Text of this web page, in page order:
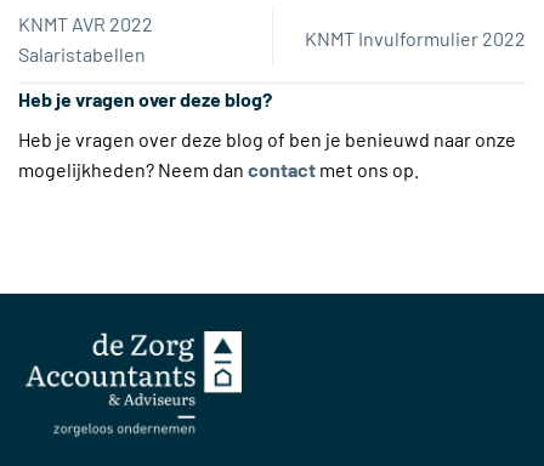
KNMT AVR 2022
Salaristabellen
KNMT Invulformulier 2022
Heb je vragen over deze blog?
Heb je vragen over deze blog of ben je benieuwd naar onze
mogelijkheden? Neem dan contact met ons op.